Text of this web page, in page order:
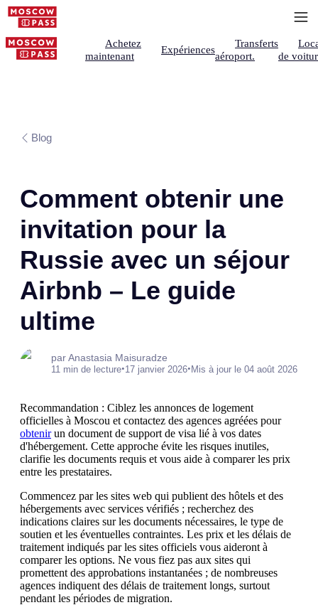
Achetez
maintenant
Expériences
Transferts
aéroport.
de
Blog
Comment obtenir une
invitation pour la
Russie avec un séjour
Airbnb – Le guide
ultime
par Anastasia Maisuradze
11 min de lecture•17 janvier 2026•Mis à jour le 04 août 2026
Recommandation : Ciblez les annonces de logement
officielles à Moscou et contactez des agences agréées pour
obtenirun document de support de visa lié à vos dates
d'hébergement. Cette approche évite les risques inutiles,
clarifie les documents requis et vous aide à comparer les prix
entre les prestataires.
Commencez par les sites web qui publient des hôtels et des
hébergements avec services vérifiés ; recherchez des
indications claires sur les documents nécessaires, le type de
soutien et les éventuelles contraintes. Les prix et les délais de
traitement indiqués par les sites officiels vous aideront à
comparer les options. Ne vous fiez pas aux sites qui
promettent des approbations instantanées ; de nombreuses
agences indiquent des délais de traitement longs, surtout
pendant les périodes de migration.